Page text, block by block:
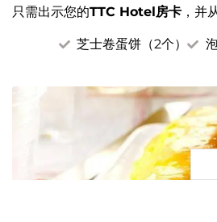
只需出示您的TTC Hotel房卡 ，并
芝士卷蛋饼（2个）